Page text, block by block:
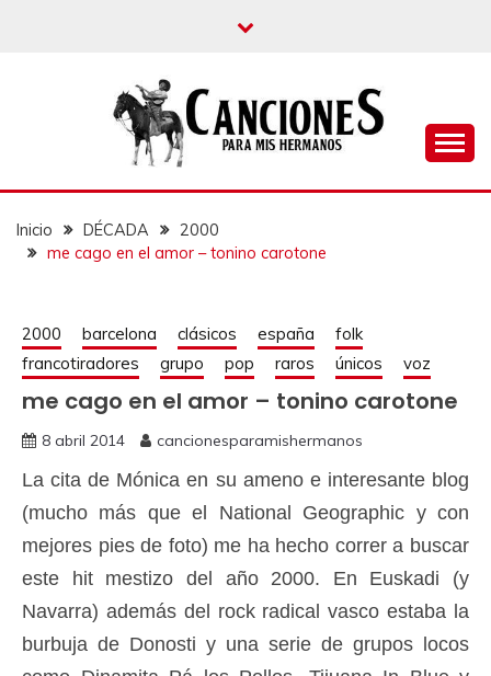
CANCIONES PARA
MIS HERMANOS
Inicio DÉCADA
2000
me cago en el amor – tonino carotone
2000 barcelona clásicos españa
folk
francotiradores
grupo pop raros únicos voz
me cago en el amor – tonino carotone
8 abril 2014 cancionesparamishermanos
La cita de Mónica en su ameno e interesante blog
(mucho más que el National Geographic y con
mejores pies de foto) me ha hecho correr a buscar
este hit mestizo del año 2000. En Euskadi (y
Navarra) además del rock radical vasco estaba la
burbuja de Donosti y una serie de grupos locos